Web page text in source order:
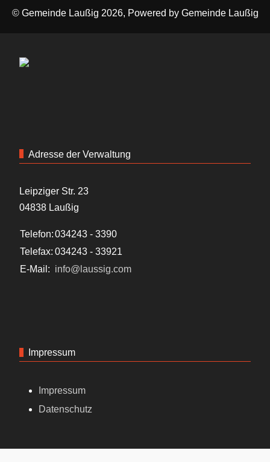
© Gemeinde Laußig 2026, Powered by Gemeinde Laußig
Adresse der Verwaltung
Leipziger Str. 23
04838 Laußig
Telefon:034243 - 3390
Telefax: 034243 - 33921
E-Mail: info@laussig.com
Impressum
Impressum
Datenschutz